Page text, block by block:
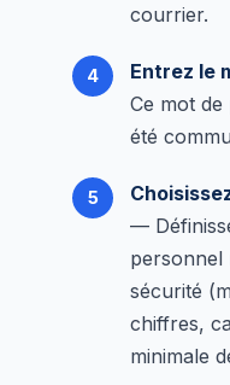
courrier.
Entrez le
Ce mot de
été
—
personnel
sécurité
chiffres,
minimale